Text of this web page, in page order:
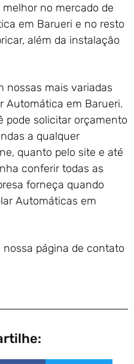
no mercado de
em Barueri e no resto
além da instalação
nossas mais variadas
Automática em Barueri.
pode solicitar orçamento
a qualquer
quanto pelo site e até
conferir todas as
forneça quando
Automáticas em
página de contato